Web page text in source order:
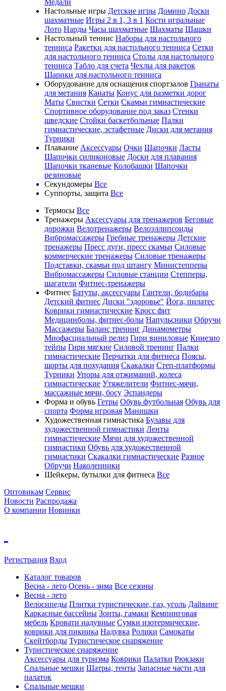
Медали
Настольные игры Детские игры Домино Доски
шахматные Игры 2 в 1, 3 в 1 Кости игральные
Лото Нарды Часы шахматные Шахматы Шашки
Настольный теннис Наборы для настольного
тенниса Ракетки для настольного тенниса Сетки
для настольного тенниса Столы для настольного
тенниса Табло для счета Чехлы для ракеток
Шарики для настольного тенниса
Оборудование для оснащения спортзалов Гранаты
для метания Канаты Конус для разметки дорог
Маты Свистки Сетки Скамьи гимнастические
Спортивное оборудование под заказ Стенки
шведские Стойки баскетбольные Палки
гимнастические, эстафетные Диски для метания
Турники
Плавание Аксессуары Очки Шапочки Ласты
Шапочки силиконовые Доски для плавания
Шапочки тканевые Колобашки Шапочки
резиновые
Секундомеры Все
Суппорты, защита Все
Термосы Все
Тренажеры Аксессуары для тренажеров Беговые
дорожки Велотренажеры Велоэллипсоиды
Вибромассажеры Гребные тренажеры Детские
тренажеры Пресс дуги, пресс скамьи Силовые
коммерческие тренажеры Силовые тренажеры
Подставки, скамьи под штангу Министепперы
Вибромассажеры Силовые станции Степперы,
шагатели Фитнес-тренажеры
Фитнес Батуты, аксессуары Гантели, бодибары
Детский фитнес Диски "здоровье" Йога, пилатес
Коврики гимнастические Кросс фит
Медицинболы, фитнес-болы Напульсники Обручи
Массажеры Баланс тренинг Динамометры
Миофасциальный релиз Гири виниловые Кинезио
тейпы Гири мягкие Силовой тренинг Палки
гимнастические Перчатки для фитнеса Поясы,
шорты для похудания Скакалки Степ-платформы
Турники Упоры для отжиманий, колеса
гимнастические Утяжелители Фитнес-мячи,
массажные мячи, босу Эспандеры
Форма и обувь Гетры Обувь футбольная Обувь для
спорта Форма игровая Манишки
Художественная гимнастика Булавы для
художественной гимнастики Ленты
гимнастические Мячи для художественной
гимнастики Обувь для художественной
гимнастики Скакалки гимнастические Разное
Обручи Наколенники
Шейкеры, бутылки для фитнеса Все
Оптовикам Сервис
Новости Распродажа
О компании Новинки
Регистрация Вход
Каталог товаров
Весна - лето Осень - зима Все сезоны
Весна - лето
Велосипеды Плитки туристические, газ, уголь Дайвинг
Каркасные бассейны Зонты, гамаки Кемпинговая
мебель Кровати надувные Cумки изотермические,
коврики для пикника Надувка Ролики Самокаты
Скейтборды Туристическое снаряжение
Туристическое снаряжение
Аксессуары для туризма Коврики Палатки Рюкзаки
Спальные мешки Шатры, тенты Запасные части для
палаток
Спальные мешки